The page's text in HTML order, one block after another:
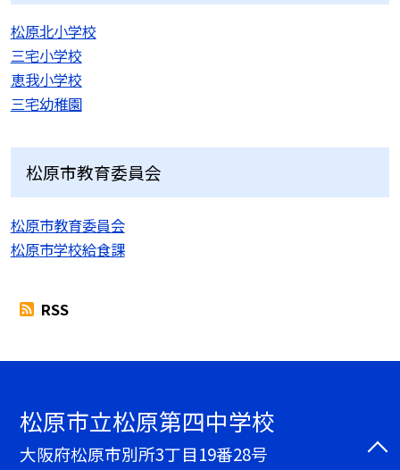
松原北小学校
三宅小学校
恵我小学校
三宅幼稚園
松原市教育委員会
松原市教育委員会
松原市学校給食課
RSS
松原市立松原第四中学校
大阪府松原市別所3丁目19番28号